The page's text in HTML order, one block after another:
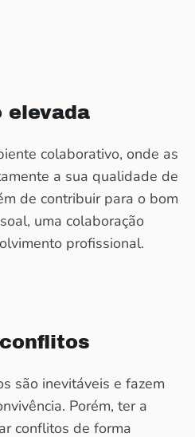
elevada
colaborativo, onde as
a sua qualidade de
de contribuir para o bom
uma colaboração
profissional.
são inevitáveis e fazem
Porém, ter a
conflitos de forma